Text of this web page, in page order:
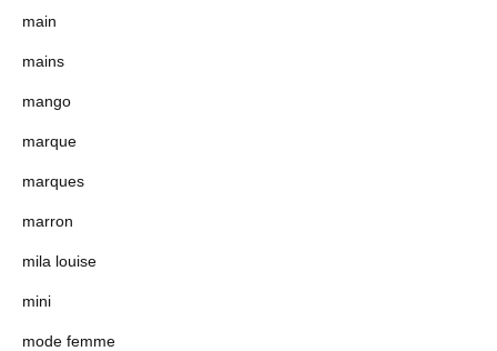
main
mains
mango
marque
marques
marron
mila louise
mini
mode femme